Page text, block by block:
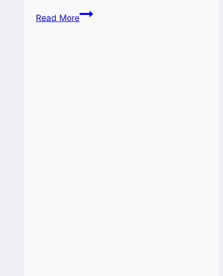
Read MorePeringatan